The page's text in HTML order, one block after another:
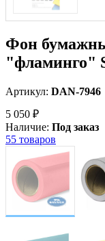
Фон
"фламинго"
Артикул: DAN-7946
5 050 ₽
Наличие: Под заказ
55 товаров